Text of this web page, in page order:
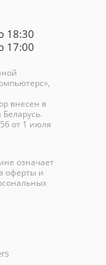
18:30
17:00
внесен в
от 1 июля
означает
оферты и